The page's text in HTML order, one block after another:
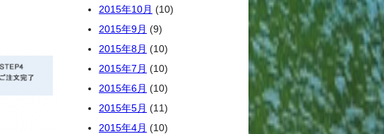
2015年10月 (10)
2015年9月 (9)
2015年8月 (10)
2015年7月 (10)
2015年6月 (10)
2015年5月 (11)
2015年4月 (10)